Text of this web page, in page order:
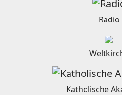
Radio
Katholische